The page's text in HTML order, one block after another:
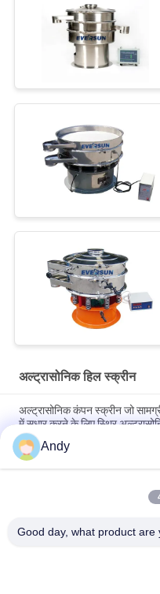
अल्ट्रासोनिक हिल स्क्रीन
अल्ट्रासोनिक कंपन स्क्रीन जो
में सुधार करने के लिए स्थिर
औद्योगिक अनुप्रयोगों में सटीक कण
अल्ट्रासोनिक कंपन स्क्रीन
बहु-परत अल्ट्रासोनिक कंपन
Andy
Good day, what product are